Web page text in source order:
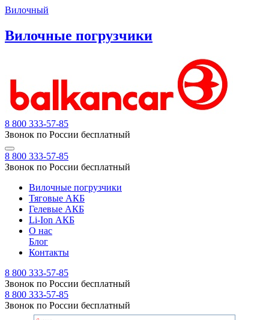
Вилочный
Вилочные погрузчики
8 800 333-57-85
Звонок по России бесплатный
8 800 333-57-85
Звонок по России бесплатный
Вилочные погрузчики
Тяговые АКБ
Гелевые АКБ
Li-Ion АКБ
О нас
Блог
Контакты
8 800 333-57-85
Звонок по России бесплатный
8 800 333-57-85
Звонок по России бесплатный